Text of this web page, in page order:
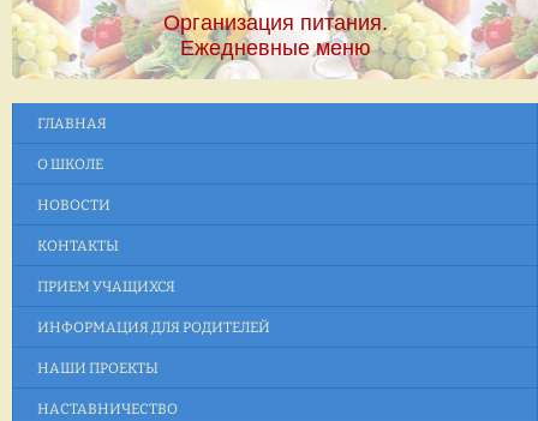
Организация питания.
Ежедневные меню
ГЛАВНАЯ
О ШКОЛЕ
НОВОСТИ
КОНТАКТЫ
ПРИЕМ УЧАЩИХСЯ
ИНФОРМАЦИЯ ДЛЯ РОДИТЕЛЕЙ
НАШИ ПРОЕКТЫ
НАСТАВНИЧЕСТВО